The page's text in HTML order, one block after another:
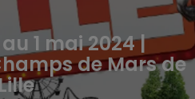
1 mai 2024 |
de Mars de